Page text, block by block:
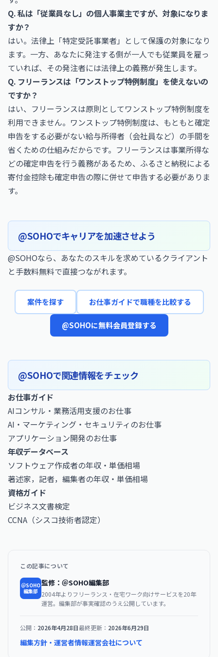
Q. 私は「従業員なし」の個人事業主ですが、対象になりま
すか？
はい。法律上「特定受託事業者」として保護の対象になり
ます。一方、あなたに発注する側が一人でも従業員を雇っ
ていれば、その発注者には法律上の義務が発生します。
Q. フリーランスは「ワンストップ特例制度」を使えないの
ですか？
はい、フリーランスは原則としてワンストップ特例制度を
利用できません。ワンストップ特例制度は、もともと確定
申告をする必要がない給与所得者（会社員など）の手間を
省くための仕組みだからです。フリーランスは事業所得な
どの確定申告を行う義務があるため、ふるさと納税による
寄付金控除も確定申告の際に併せて申告する必要がありま
す。
@SOHOでキャリアを加速させよう
@SOHOなら、あなたのスキルを求めているクライアント
と手数料無料で直接つながれます。
案件を探す お仕事ガイドで職種を比較する
@SOHOに無料会員登録する
@SOHOで関連情報をチェック
お仕事ガイド
AIコンサル・業務活用支援のお仕事
AI・マーケティング・セキュリティのお仕事
アプリケーション開発のお仕事
年収データベース
ソフトウェア作成者の年収・単価相場
著述家，記者，編集者の年収・単価相場
資格ガイド
ビジネス文書検定
CCNA（シスコ技術者認定）
この記事について
＠SOHO
編集部
監修：＠SOHO編集部
2004年よりフリーランス・在宅ワーク向けサービスを20年
運営。編集部が事実確認のうえ公開しています。
公開： 2026年4月28日最終更新： 2026年6月29日
編集方針・運営者情報運営会社について